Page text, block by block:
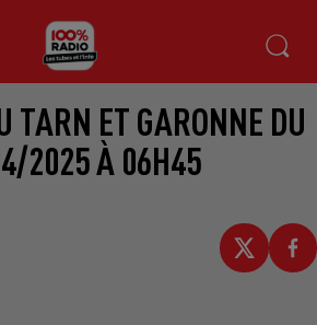
TARN ET GARONNE DU
2025 À 06H45